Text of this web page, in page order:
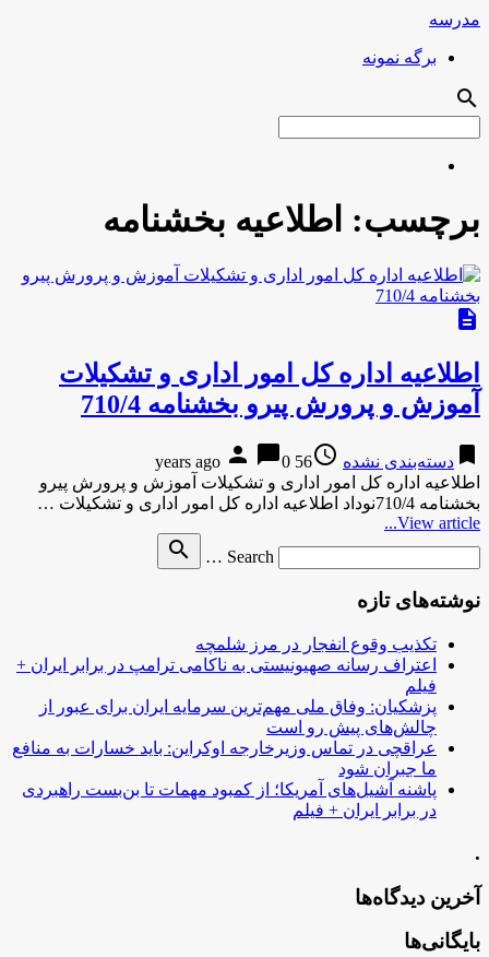
مدرسه
برگه نمونه
search
برچسب: اطلاعیه بخشنامه
description
اطلاعیه اداره کل امور اداری و تشکیلات
آموزش و پرورش پیرو بخشنامه 710/4
bookmark دسته‌بندی نشده access_time
56 years ago
person chat_bubble0
اطلاعیه اداره کل امور اداری و تشکیلات آموزش و پرورش پیرو
بخشنامه 710/4نوداد اطلاعیه اداره کل امور اداری و تشکیلات …
View article...
Search …
search
نوشته‌های تازه
تکذیب وقوع انفجار در مرز شلمچه
اعتراف رسانه صهیونیستی به ناکامی ترامپ در برابر ایران +
فیلم
پزشکیان: وفاق ملی مهم‌ترین سرمایه ایران برای عبور از
چالش‌های پیش رو است
عراقچی در تماس وزیرخارجه اوکراین: باید خسارات به منافع
ما جبران شود
پاشنه آشیل‌های آمریکا؛ از کمبود مهمات تا بن‌بست راهبردی
در برابر ایران + فیلم
.
آخرین دیدگاه‌ها
بایگانی‌ها